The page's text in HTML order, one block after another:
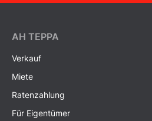
AH ТEPPA
Verkauf
Miete
Ratenzahlung
Für Eigentümer